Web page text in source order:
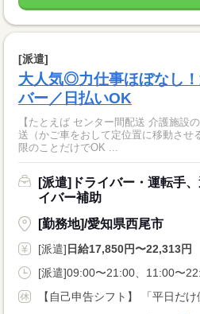
[派遣]
大人気◎力仕事ほぼなし
バー／日払いOK
【たとえば センター間配送 介護施設
送（かご車をおして定位置に移動させ
限のことだけでOK ...
[派遣]ドライバー・運転手
イバー補助
[勤務地]/愛知県西尾市
[派遣] 日給17,850円〜22,313円
[派遣]09:00〜21:00、11:00〜